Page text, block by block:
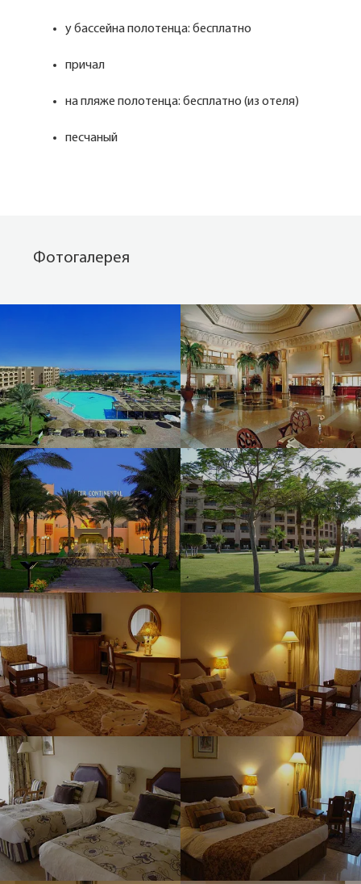
у бассейна полотенца: бесплатно
причал
на пляже полотенца: бесплатно (из отеля)
песчаный
Фотогалерея